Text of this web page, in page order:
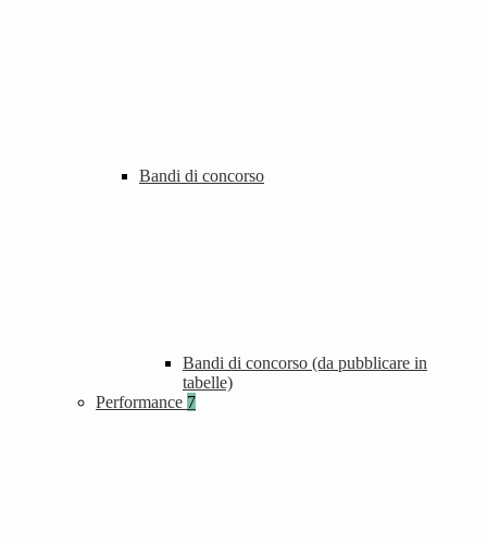
Bandi di concorso
Bandi di concorso (da pubblicare in
tabelle)
Performance 7